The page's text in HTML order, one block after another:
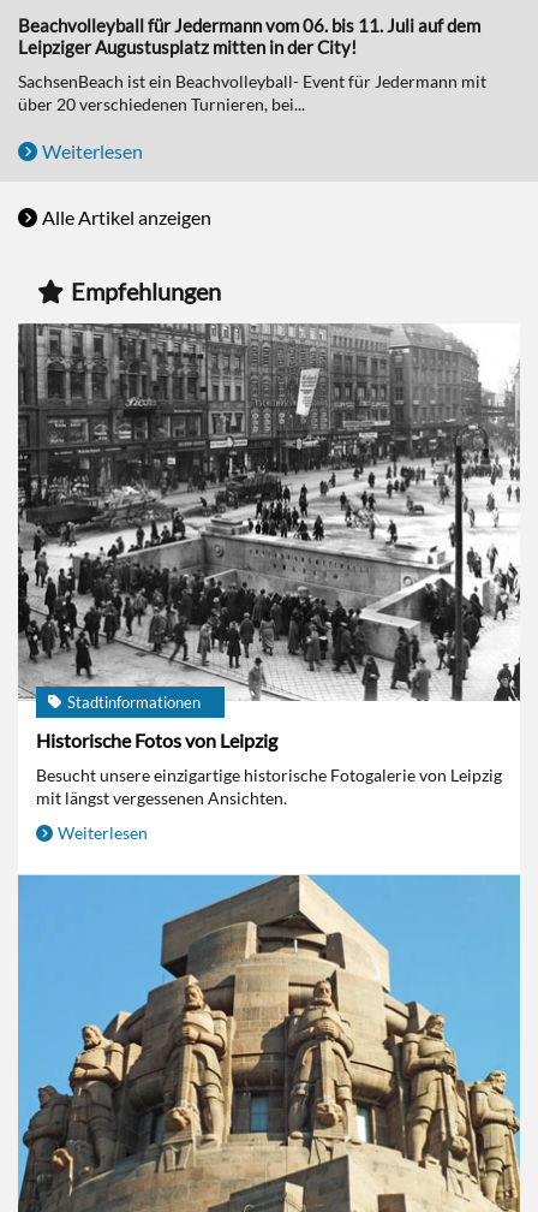
Beachvolleyball für Jedermann vom 06. bis 11. Juli auf dem
Leipziger Augustusplatz mitten in der City!
SachsenBeach ist ein Beachvolleyball- Event für Jedermann mit
über 20 verschiedenen Turnieren, bei...
Weiterlesen
Alle Artikel anzeigen
Empfehlungen
Stadtinformationen
Historische Fotos von Leipzig
Besucht unsere einzigartige historische Fotogalerie von Leipzig
mit längst vergessenen Ansichten.
Weiterlesen